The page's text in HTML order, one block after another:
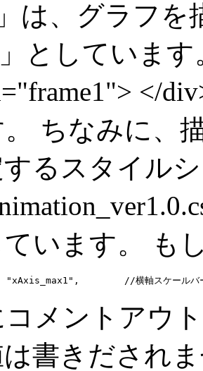
は、グラフ
」としていま
</
ちなみに、
るスタイル
います。 も
メントアウ
書きだされ